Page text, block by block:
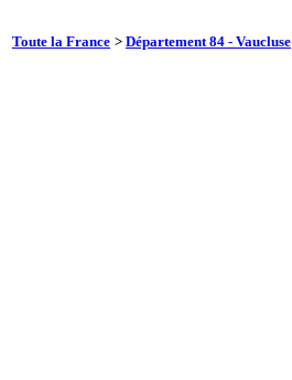
Toute la France > Département 84 - Vaucluse